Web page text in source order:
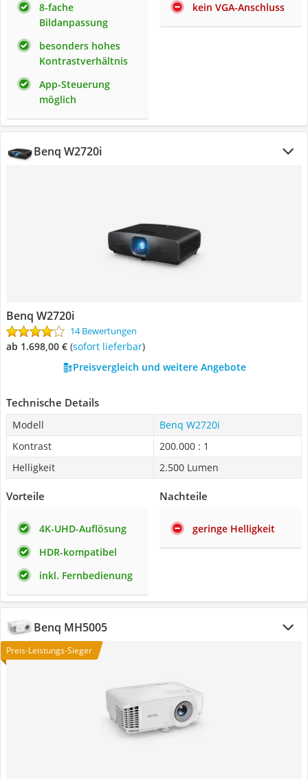
8-fache
Bildanpassung
besonders hohes
Kontrastverhältnis
App-Steuerung
möglich
kein VGA-Anschluss
Benq W2720i
Benq W2720i
14 Bewertungen
ab 1.698,00 € ( Sofort lieferbar)
Preisvergleich und weitere Angebote
Technische Details
Modell
Benq W2720i
Kontrast
200.000 : 1
Helligkeit
2.500 Lumen
Vorteile
4K-UHD-Auflösung
HDR-kompatibel
inkl. Fernbedienung
Nachteile
geringe Helligkeit
Benq MH5005
Preis-Leistungs-Sieger